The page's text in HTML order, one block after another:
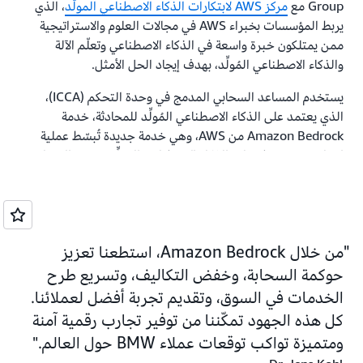
Group مع مركز AWS لابتكارات الذكاء الاصطناعي المولّد
، الذي
يربط المؤسسات بخبراء AWS في مجالات العلوم والاستراتيجية
ممن يمتلكون خبرة واسعة في الذكاء الاصطناعي وتعلّم الآلة
والذكاء الاصطناعي المُولِّد، بهدف إيجاد الحل الأمثل.
يستخدم المساعد السحابي المدمج في وحدة التحكم ‏(ICCA)،
الذي يعتمد على الذكاء الاصطناعي المُولِّد للمحادثة، خدمة
Amazon Bedrock من AWS، وهي خدمة جديدة تُبسّط عملية
إنشاء وتوسيع تطبيقات الذكاء الاصطناعي المُولِّد. يتمتع المساعد
يُعد الوصول إلى مجموعة متنوعة من نماذج اللغة الكبيرة (LLMs)
القدرة على التنقل بين نماذج اللغة الكبيرة المختلفة واختيار
الأنسب منها وفقًا لكل حالة استخدام. من الجيد أن لدينا المرونة
والقدرة على اختيار ما يناسبنا."
الثقة والميزة التنافسية
من خلال Amazon Bedrock، استطعنا تعزيز
حوكمة السحابة، وخفض التكاليف، وتسريع طرح
الخدمات في السوق، وتقديم تجربة أفضل لعملائنا.
كل هذه الجهود تمكّننا من توفير تجارب رقمية آمنة
ومتميزة تواكب توقعات عملاء BMW حول العالم.